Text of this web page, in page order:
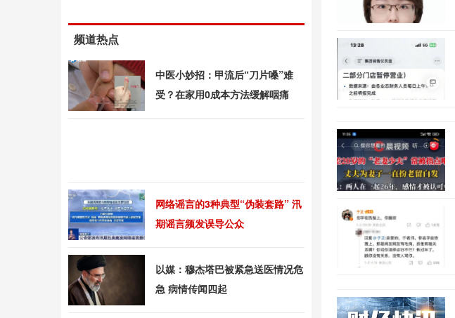
频道热点
中医小妙招：甲流后“刀片嗓”难
受？在家用0成本方法缓解咽痛
网络谣言的3种典型“伪装套路” 汛
期谣言频发误导公众
以媒：穆杰塔巴被紧急送医情况危
急 病情传闻四起